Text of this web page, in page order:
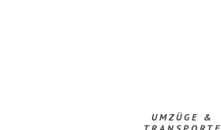
UMZÜGE &